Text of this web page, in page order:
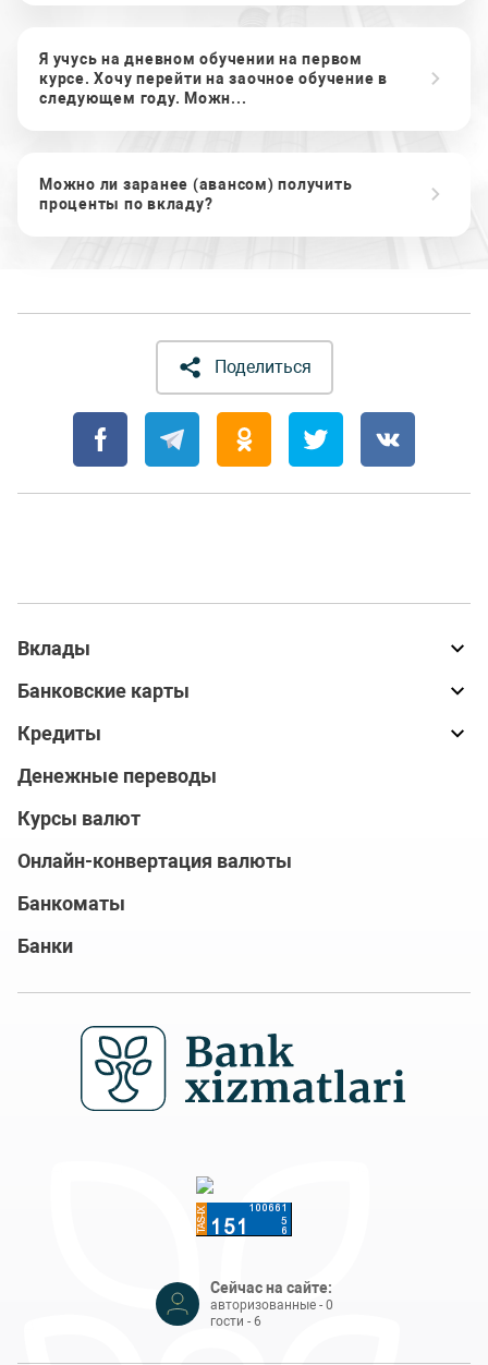
Я учусь на дневном обучении на первом
курсе. Хочу перейти на заочное обучение в
следующем году. Можн...
Можно ли заранее (авансом) получить
проценты по вкладу?
Поделиться
Вклады
Банковские карты
Кредиты
Денежные переводы
Курсы валют
Онлайн-конвертация валюты
Банкоматы
Банки
Сейчас на сайте:
авторизованные - 0
гости - 6